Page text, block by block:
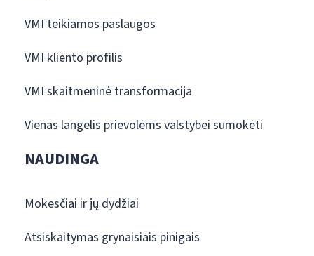
VMI teikiamos paslaugos
VMI kliento profilis
VMI skaitmeninė transformacija
Vienas langelis prievolėms valstybei sumokėti
NAUDINGA
Mokesčiai ir jų dydžiai
Atsiskaitymas grynaisiais pinigais